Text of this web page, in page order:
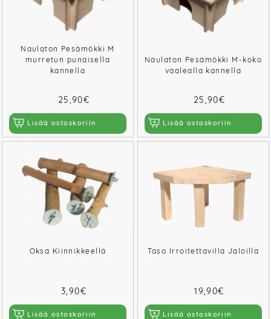
Naulaton Pesämökki M
murretun punaisella
kannella
25,90€
Lisää ostoskoriin
Naulaton Pesämökki M-koko
vaalealla kannella
25,90€
Lisää ostoskoriin
Oksa Kiinnikkeellä
3,90€
Lisää ostoskoriin
Taso Irroitettavilla Jaloilla
19,90€
Lisää ostoskoriin